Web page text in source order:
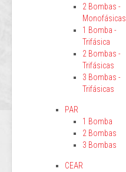
2 Bombas -
Monofásicas
1 Bomba -
Trifásica
2 Bombas -
Trifásicas
3 Bombas -
Trifásicas
PAR
1 Bomba
2 Bombas
3 Bombas
CEAR